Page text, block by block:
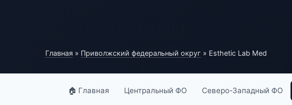
Главная » Приволжский федеральный округ » Esthetic Lab Med
🏠 Главная Центральный ФО Северо-Западный ФО